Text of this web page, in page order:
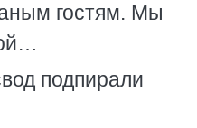
гостям. Мы
подпирали